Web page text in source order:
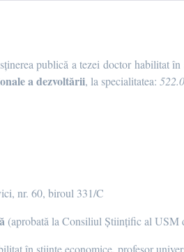
publică a tezei doctor habilitat
a dezvoltării, la specialitatea:
nr. 60, biroul 331/C
(aprobată la Consiliul Științific al USM
în științe economice, profesor